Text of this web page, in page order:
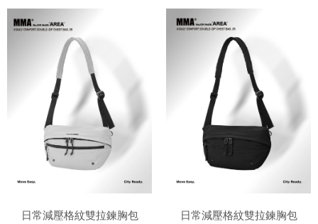
日常減壓格紋雙拉鍊胸包
日常減壓格紋雙拉鍊胸包